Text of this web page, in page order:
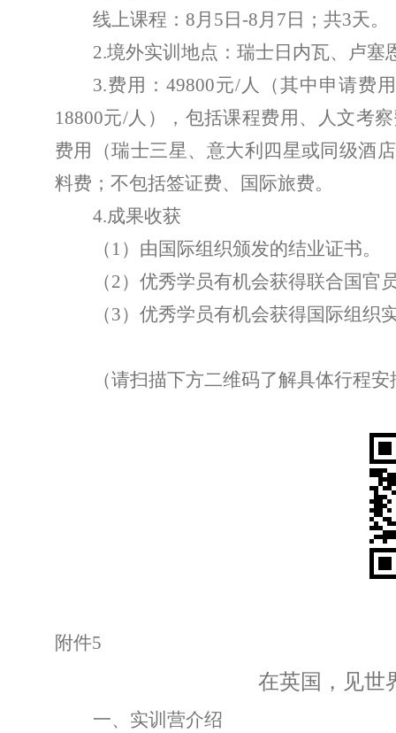
线上课程： 8月 5 日 -8月 7 日；共3天。
2.境外实训地点：瑞士日内瓦、
卢塞
3.费用：49800元/人（其中申请费
18800元/人），包括课程费用、人文考
费用（瑞士三星、意大利四星或同级酒
料费；不包括签证费、国际旅费。
4.成果收获
（ 1 ）由国际组织颁发的结业证书。
（2）优秀学员有机会获得联合国官
（3）优秀学员有机会获得国际组织
（请扫描下方二维码了解具体行程安
附件5
在英国，见世
一、实训营介绍